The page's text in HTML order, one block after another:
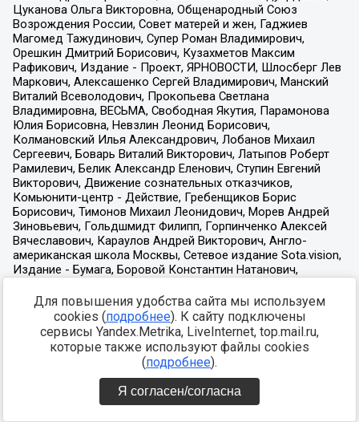
Для повышения удобства сайта мы используем
cookies (подробнее). К сайту подключены
сервисы Yandex.Metrika, LiveInternet, top.mail.ru,
которые также используют файлы cookies
(подробнее).
Я согласен/согласна